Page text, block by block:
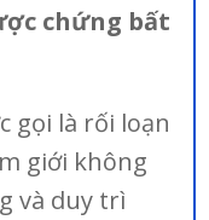
chứng bất
gọi là rối loạn
giới không
và duy trì